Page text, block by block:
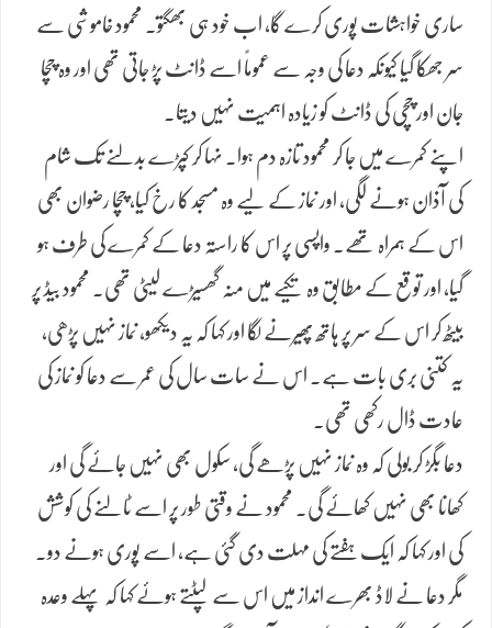
ساری خواہشات پوری کرے گا، اب خود ہی بھگتو۔ محمود خاموشی سے
سر جھکا گیا کیونکہ دعا کی وجہ سے عموماً اسے ڈانٹ پڑ جاتی تھی اور وہ چچا
جان اور چچی کی ڈانٹ کو زیادہ اہمیت نہیں دیتا۔
اپنے کمرے میں جا کر محمود تازہ دم ہوا۔ نہا کر کپڑے بدلنے تک شام
کی آذان ہونے لگی، اور نماز کے لیے وہ مسجد کا رخ کیا، چچا رضوان بھی
اس کے ہمراہ تھے۔ واپسی پر اس کا راستہ دعا کے کمرے کی طرف ہو
گیا، اور توقع کے مطابق وہ تکیے میں منہ گھسیڑے لیٹی تھی۔ محمود بیڈ پر
بیٹھ کر اس کے سر پر ہاتھ پھیرنے لگا اور کہا کہ یہ دیکھو، نماز نہیں پڑھی،
یہ کتنی بری بات ہے۔ اس نے سات سال کی عمر سے دعا کو نماز کی
عادت ڈال رکھی تھی۔
دعا بگڑ کر بولی کہ وہ نماز نہیں پڑھے گی، سکول بھی نہیں جائے گی اور
کھانا بھی نہیں کھائے گی۔ محمود نے وقتی طور پر اسے ٹالنے کی کوشش
کی اور کہا کہ ایک ہفتے کی مہلت دی گئی ہے، اسے پوری ہونے دو۔
مگر دعا نے لاڈ بھرے انداز میں اس سے لپٹتے ہوئے کہا کہ پہلے وعدہ